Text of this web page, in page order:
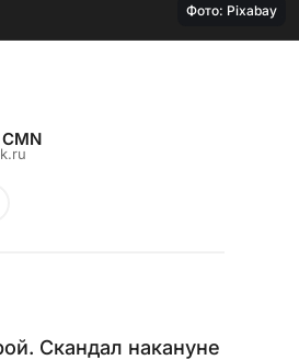
Фото: Pixabay
Скандал накануне